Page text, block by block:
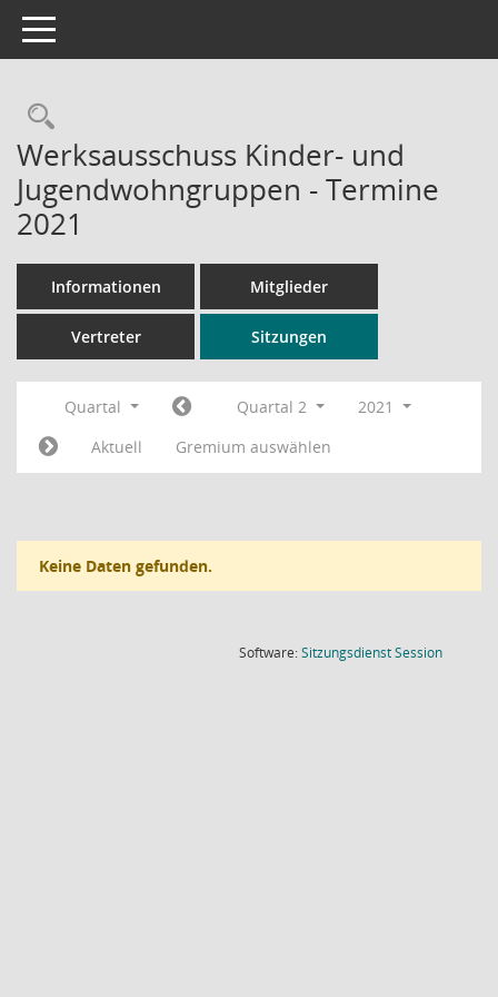
Toggle navigation
Rechercheauswahl
Werksausschuss Kinder- und
Jugendwohngruppen - Termine
2021
Informationen Mitglieder
Vertreter Sitzungen
Quartal Quartal 2
2021
Aktuell
Gremium auswählen
Keine Daten gefunden.
Software:SitzungsdienstSession(Wird in